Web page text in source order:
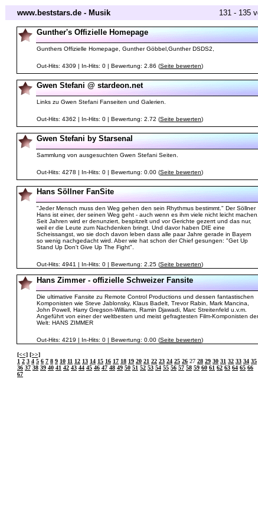
www.beststars.de - Musik 131 - 135
Gunther's Offizielle Homepage
Gunthers Offizielle Homepage, Gunther Göbbel,Gunther DSDS2,
Out-Hits: 4309 | In-Hits: 0 | Bewertung: 2.86 (Seite bewerten)
Gwen Stefani @ stardeon.net
Links zu Gwen Stefani Fanseiten und Galerien.
Out-Hits: 4362 | In-Hits: 0 | Bewertung: 2.72 (Seite bewerten)
Gwen Stefani by Starsenal
Sammlung von ausgesuchten Gwen Stefani Seiten.
Out-Hits: 4278 | In-Hits: 0 | Bewertung: 0.00 (Seite bewerten)
Hans Söllner FanSite
"Jeder Mensch muss den Weg gehen den sein Rhythmus bestimmt." Der Söllner
Hans ist einer, der seinen Weg geht - auch wenn es ihm viele nicht leicht machen.
Seit Jahren wird er denunziert, bespitzelt und vor Gerichte gezerrt und das nur,
weil er die Leute zum Nachdenken bringt. Und davor haben DIE eine
Scheissangst, wo sie doch davon leben dass alle paar Jahre gerade in Bayern
so wenig nachgedacht wird. Aber wie hat schon der Chief gesungen: "Get Up
Stand Up Don't Give Up The Fight".
Out-Hits: 4941 | In-Hits: 0 | Bewertung: 2.25 (Seite bewerten)
Hans Zimmer - offizielle Schweizer Fansite
Die ultimative Fansite zu Remote Control Productions und dessen fantastischen
Komponisten wie Steve Jablonsky, Klaus Badelt, Trevor Rabin, Mark Mancina,
John Powell, Harry Gregson-Williams, Ramin Djawadi, Marc Streitenfeld u.v.m.
Angeführt von einer der weltbesten und meist gefragtesten Film-Komponisten der
Welt: HANS ZIMMER
Out-Hits: 4219 | In-Hits: 0 | Bewertung: 0.00 (Seite bewerten)
[<<] [>>]
1 2 3 4 5 6 7 8 9 10 11 12 13 14 15 16 17 18 19 20 21 22 23 24 25 26 27 28 29 30 31 32 33 34 35
36 37 38 39 40 41 42 43 44 45 46 47 48 49 50 51 52 53 54 55 56 57 58 59 60 61 62 63 64 65 66
67